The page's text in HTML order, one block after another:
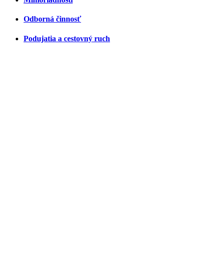
Odborná činnosť
Podujatia a cestovný ruch